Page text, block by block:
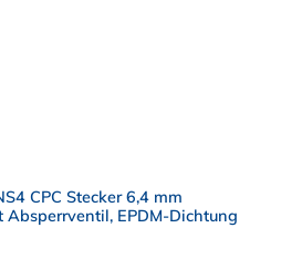
CPC Stecker 6,4 mm
Absperrventil, EPDM-Dichtung